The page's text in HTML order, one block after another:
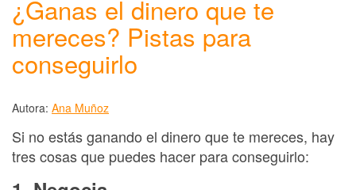
¿Ganas el dinero que te
mereces? Pistas para
conseguirlo
Autora: Ana Muñoz
Si no estás ganando el dinero que te mereces, hay
tres cosas que puedes hacer para conseguirlo: